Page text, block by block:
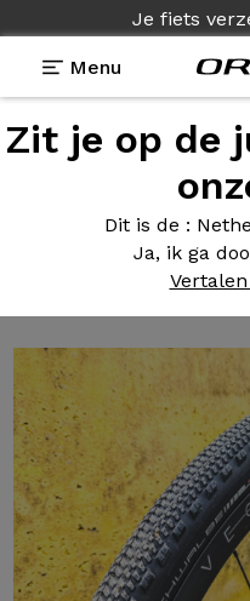
Je fiets
Menu
Zit je op de
Dit is de :
Ja, ik ga
Tests van Origine
breed test
Prymahl
Pro